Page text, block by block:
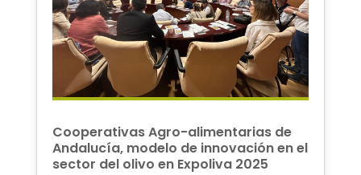
Cooperativas Agro-alimentarias de
Andalucía, modelo de innovación en el
sector del olivo en Expoliva 2025